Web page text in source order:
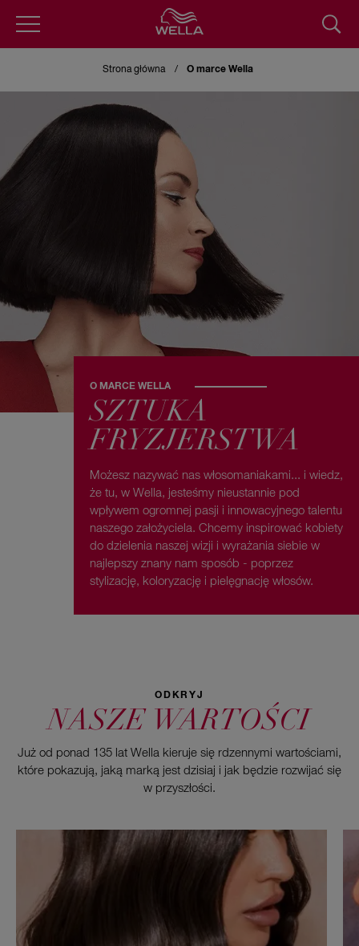
Strona główna O marce Wella
O MARCE WELLA
SZTUKA
FRYZJERSTWA
Możesz nazywać nas włosomaniakami... i wiedz,
że tu, w Wella, jesteśmy nieustannie pod
wpływem ogromnej pasji i innowacyjnego talentu
naszego założyciela. Chcemy inspirować kobiety
do dzielenia naszej wizji i wyrażania siebie w
najlepszy znany nam sposób - poprzez
stylizację, koloryzację i pielęgnację włosów.
ODKRYJ
NASZE WARTOŚCI
Już od ponad 135 lat Wella kieruje się rdzennymi wartościami,
które pokazują, jaką marką jest dzisiaj i jak będzie rozwijać się
w przyszłości.